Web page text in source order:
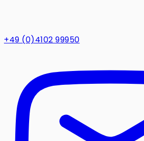
+49 (0)4102 99950